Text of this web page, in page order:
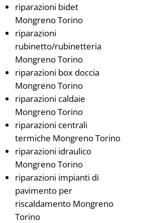
riparazioni bidet
Mongreno Torino
riparazioni
rubinetto/rubinetteria
Mongreno Torino
riparazioni box doccia
Mongreno Torino
riparazioni caldaie
Mongreno Torino
riparazioni centrali
termiche Mongreno Torino
riparazioni idraulico
Mongreno Torino
riparazioni impianti di
pavimento per
riscaldamento Mongreno
Torino